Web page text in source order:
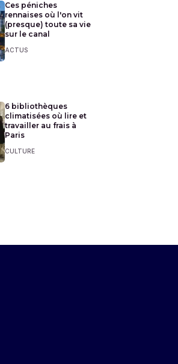
Ces péniches
rennaises où l'on vit
(presque) toute sa vie
sur le canal
ACTUS
6 bibliothèques
climatisées où lire et
travailler au frais à
Paris
CULTURE